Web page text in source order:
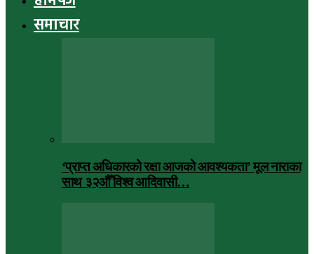
समाचार
‘प्राप्त अधिकारको रक्षा आजको आवश्यकता’ मूल नाराका
साथ ३२औँ विश्व आदिवासी…